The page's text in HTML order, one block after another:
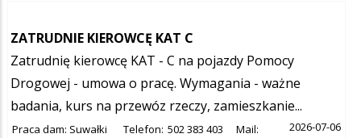
ZATRUDNIE KIEROWCĘ KAT C
Zatrudnię kierowcę KAT - C na pojazdy Pomocy
Drogowej - umowa o pracę. Wymagania - ważne
badania, kurs na przewóz rzeczy, zamieszkanie...
Praca dam: Suwałki Telefon: 502 383 403 Mail:
2026-07-06